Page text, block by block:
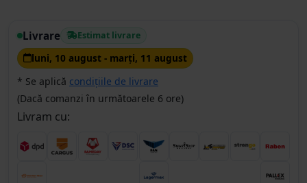
Livrare Estimat livrare
luni, 10 august - marţi, 11 august
* Se aplică condițiile de livrare
(Dacă comanzi în următoarele 6 ore)
Livram cu: